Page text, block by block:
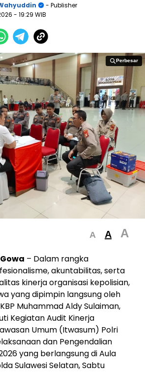
- Publisher
- 19:29 WIB
Perbesar
Perbesar
A A A
– Dalam rangka
akuntabilitas, serta
kinerja organisasi kepolisian,
yang dipimpin langsung oleh
Muhammad Aldy Sulaiman,
Kegiatan Audit Kinerja
Umum (Itwasum) Polri
dan Pengendalian
yang berlangsung di Aula
Sulawesi Selatan, Sabtu